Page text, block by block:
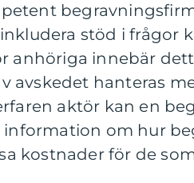
stöd i frågor
anhöriga innebär
avskedet hanteras
aktör kan en
om hur
kostnader för de